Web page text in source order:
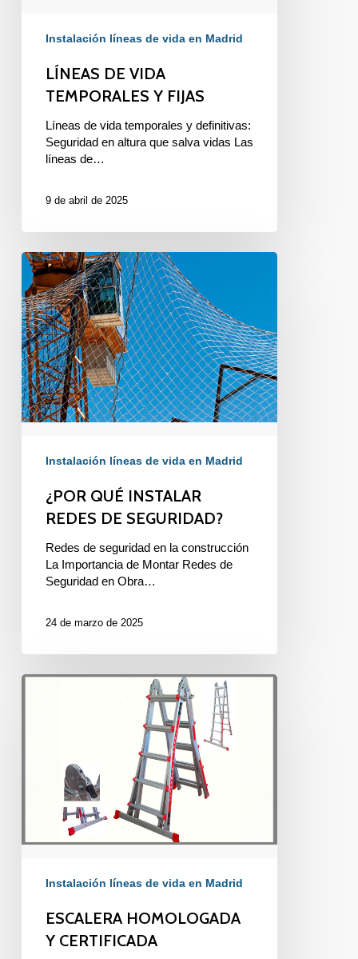
Instalación líneas de vida en Madrid
LÍNEAS DE VIDA
TEMPORALES Y FIJAS
Líneas de vida temporales y definitivas:
Seguridad en altura que salva vidas Las
líneas de…
9 de abril de 2025
¿POR
QUÉ
INSTALAR
REDES
DE
SEGURIDAD?
Instalación líneas de vida en Madrid
¿POR QUÉ INSTALAR
REDES DE SEGURIDAD?
Redes de seguridad en la construcción
La Importancia de Montar Redes de
Seguridad en Obra…
24 de marzo de 2025
ESCALERA
Instalación líneas de vida en Madrid
ESCALERA HOMOLOGADA
Y CERTIFICADA